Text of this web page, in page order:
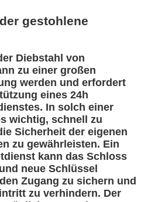
gestohlene
Diebstahl von
zu einer großen
werden und erfordert
eines 24h
In solch einer
wichtig, schnell zu
Sicherheit der eigenen
zu gewährleisten. Ein
kann das Schloss
neue Schlüssel
Zugang zu sichern und
zu verhindern. Der